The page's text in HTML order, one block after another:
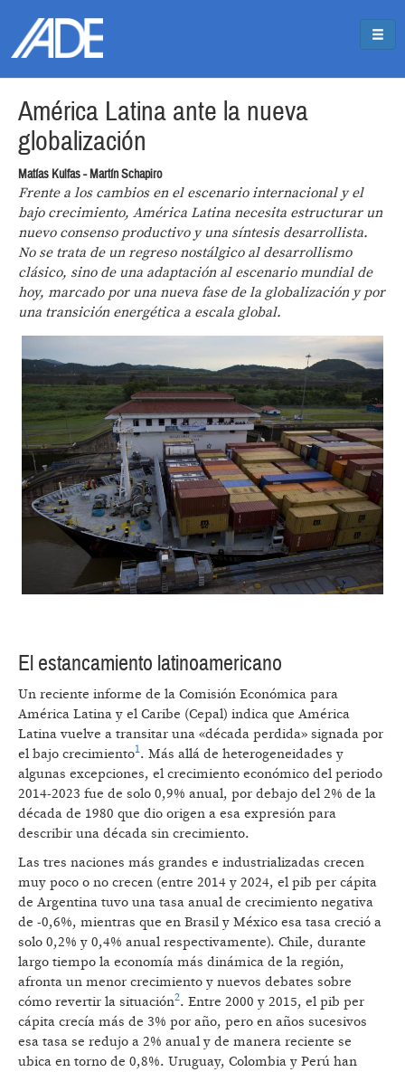
América Latina ante la nueva
globalización
Matías Kulfas - Martín Schapiro
Frente a los cambios en el escenario internacional y el
bajo crecimiento, América Latina necesita estructurar un
nuevo consenso productivo y una síntesis desarrollista.
No se trata de un regreso nostálgico al desarrollismo
clásico, sino de una adaptación al escenario mundial de
hoy, marcado por una nueva fase de la globalización y por
una transición energética a escala global.
El estancamiento latinoamericano
Un reciente informe de la Comisión Económica para
América Latina y el Caribe (Cepal) indica que América
Latina vuelve a transitar una «década perdida» signada por
el bajo crecimiento1. Más allá de heterogeneidades y
algunas excepciones, el crecimiento económico del periodo
2014-2023 fue de solo 0,9% anual, por debajo del 2% de la
década de 1980 que dio origen a esa expresión para
describir una década sin crecimiento.
Las tres naciones más grandes e industrializadas crecen
muy poco o no crecen (entre 2014 y 2024, el pib per cápita
de Argentina tuvo una tasa anual de crecimiento negativa
de -0,6%, mientras que en Brasil y México esa tasa creció a
solo 0,2% y 0,4% anual respectivamente). Chile, durante
largo tiempo la economía más dinámica de la región,
afronta un menor crecimiento y nuevos debates sobre
cómo revertir la situación2. Entre 2000 y 2015, el pib per
cápita crecía más de 3% por año, pero en años sucesivos
esa tasa se redujo a 2% anual y de manera reciente se
ubica en torno de 0,8%. Uruguay, Colombia y Perú han